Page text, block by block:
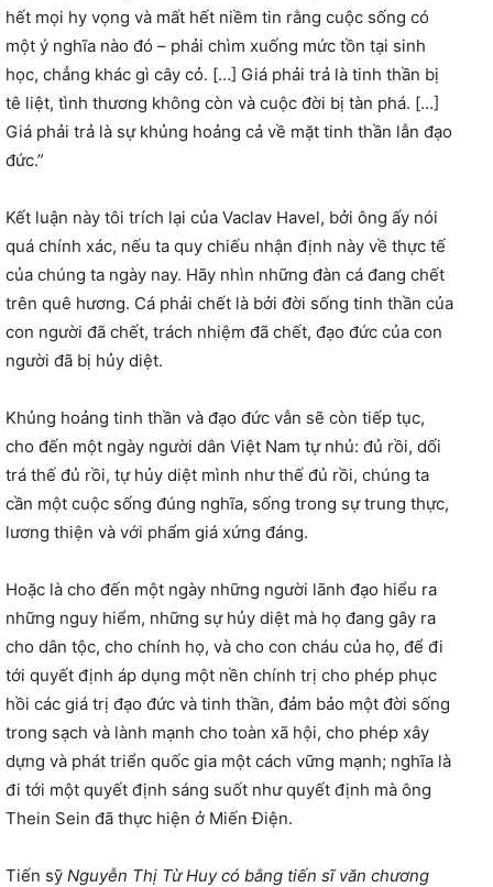
hết mọi hy vọng và mất hết niềm tin rằng cuộc sống có
một ý nghĩa nào đó – phải chìm xuống mức tồn tại sinh
học, chẳng khác gì cây cỏ. […] Giá phải trả là tinh thần bị
tê liệt, tình thương không còn và cuộc đời bị tàn phá. […]
Giá phải trả là sự khủng hoảng cả về mặt tinh thần lẫn đạo
đức.”
Kết luận này tôi trích lại của Vaclav Havel, bởi ông ấy nói
quá chính xác, nếu ta quy chiếu nhận định này về thực tế
của chúng ta ngày nay. Hãy nhìn những đàn cá đang chết
trên quê hương. Cá phải chết là bởi đời sống tinh thần của
con người đã chết, trách nhiệm đã chết, đạo đức của con
người đã bị hủy diệt.
Khủng hoảng tinh thần và đạo đức vẫn sẽ còn tiếp tục,
cho đến một ngày người dân Việt Nam tự nhủ: đủ rồi, dối
trá thế đủ rồi, tự hủy diệt mình như thế đủ rồi, chúng ta
cần một cuộc sống đúng nghĩa, sống trong sự trung thực,
lương thiện và với phẩm giá xứng đáng.
Hoặc là cho đến một ngày những người lãnh đạo hiểu ra
những nguy hiểm, những sự hủy diệt mà họ đang gây ra
cho dân tộc, cho chính họ, và cho con cháu của họ, để đi
tới quyết định áp dụng một nền chính trị cho phép phục
hồi các giá trị đạo đức và tinh thần, đảm bảo một đời sống
trong sạch và lành mạnh cho toàn xã hội, cho phép xây
dựng và phát triển quốc gia một cách vững mạnh; nghĩa là
đi tới một quyết định sáng suốt như quyết định mà ông
Thein Sein đã thực hiện ở Miến Điện.
Tiến sỹ Nguyễn Thị Từ Huy có bằng tiến sĩ văn chương